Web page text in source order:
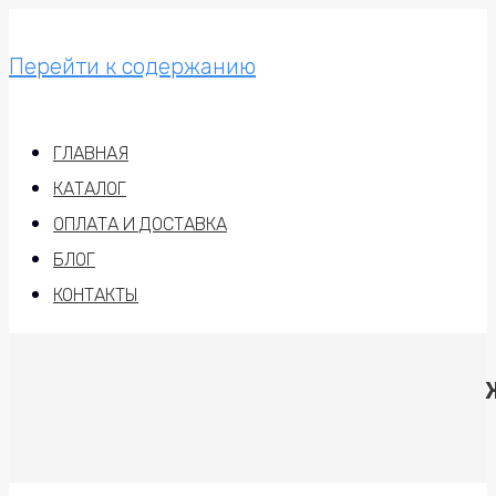
Перейти к содержанию
ГЛАВНАЯ
КАТАЛОГ
ОПЛАТА И ДОСТАВКА
БЛОГ
КОНТАКТЫ